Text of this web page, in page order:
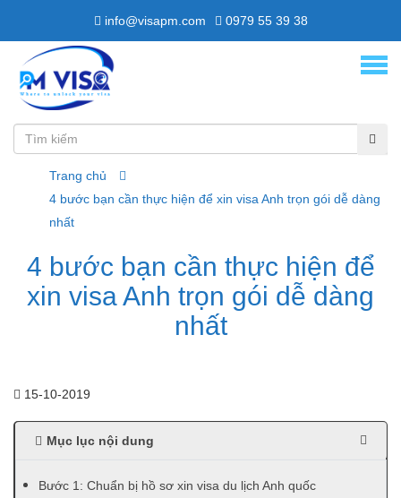
info@visapm.com 0979 55 39 38
Trang chủ
4 bước bạn cần thực hiện để xin visa Anh trọn gói dễ dàng
nhất
4 bước bạn cần thực hiện để
xin visa Anh trọn gói dễ dàng
nhất
15-10-2019
Mục lục nội dung
Bước 1: Chuẩn bị hồ sơ xin visa du lịch Anh quốc